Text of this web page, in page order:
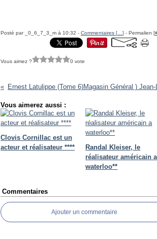
Posté par _0_6_7_3_m à 10:32 - Commentaires [ ] - Permalien [
Vous aimez ? 0 vote
Vous aimerez aussi :
Clovis Cornillac est un
acteur et réalisateur ****
Randal Kleiser, le
réalisateur américain a
waterloo**
Commentaires
Ajouter un commentaire